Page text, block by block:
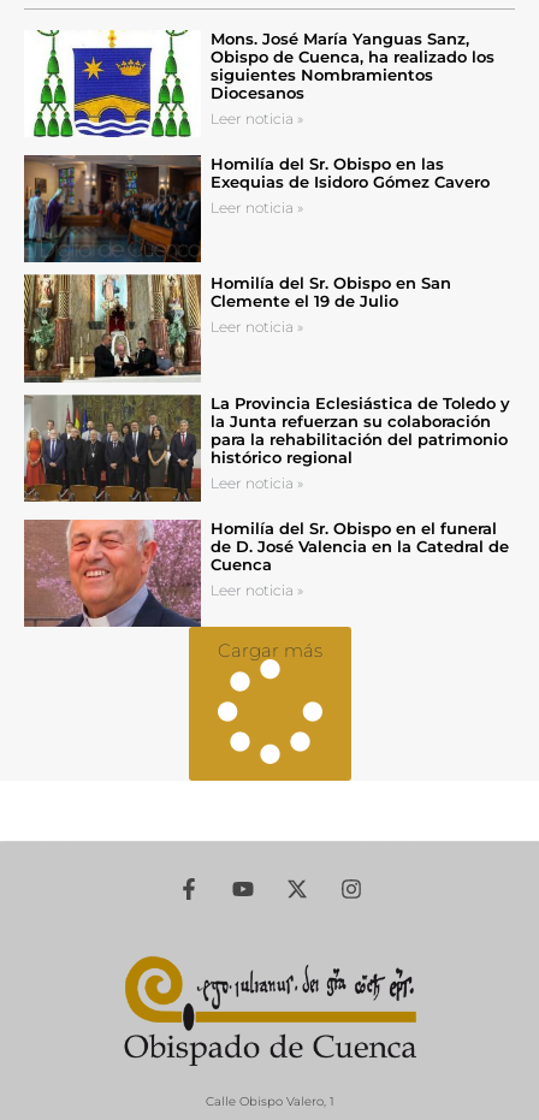
Mons. José María Yanguas Sanz,
Obispo de Cuenca, ha realizado los
siguientes Nombramientos
Diocesanos
Leer noticia »
Homilía del Sr. Obispo en las
Exequias de Isidoro Gómez Cavero
Leer noticia »
Homilía del Sr. Obispo en San
Clemente el 19 de Julio
Leer noticia »
La Provincia Eclesiástica de Toledo y
la Junta refuerzan su colaboración
para la rehabilitación del patrimonio
histórico regional
Leer noticia »
Homilía del Sr. Obispo en el funeral
de D. José Valencia en la Catedral de
Cuenca
Leer noticia »
Cargar más
Calle Obispo Valero, 1